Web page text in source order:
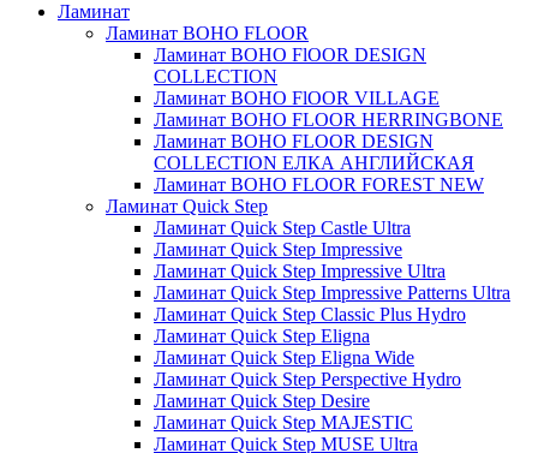
Ламинат
Ламинат BOHO FLOOR
Ламинат BOHO FlOOR DESIGN
COLLECTION
Ламинат BOHO FlOOR VILLAGE
Ламинат BOHO FLOOR HERRINGBONE
Ламинат BOHO FLOOR DESIGN
COLLECTION ЕЛКА АНГЛИЙСКАЯ
Ламинат BOHO FLOOR FOREST NEW
Ламинат Quick Step
Ламинат Quick Step Castle Ultra
Ламинат Quick Step Impressive
Ламинат Quick Step Impressive Ultra
Ламинат Quick Step Impressive Patterns Ultra
Ламинат Quick Step Classic Plus Hydro
Ламинат Quick Step Eligna
Ламинат Quick Step Eligna Wide
Ламинат Quick Step Perspective Hydro
Ламинат Quick Step Desire
Ламинат Quick Step MAJESTIC
Ламинат Quick Step MUSE Ultra